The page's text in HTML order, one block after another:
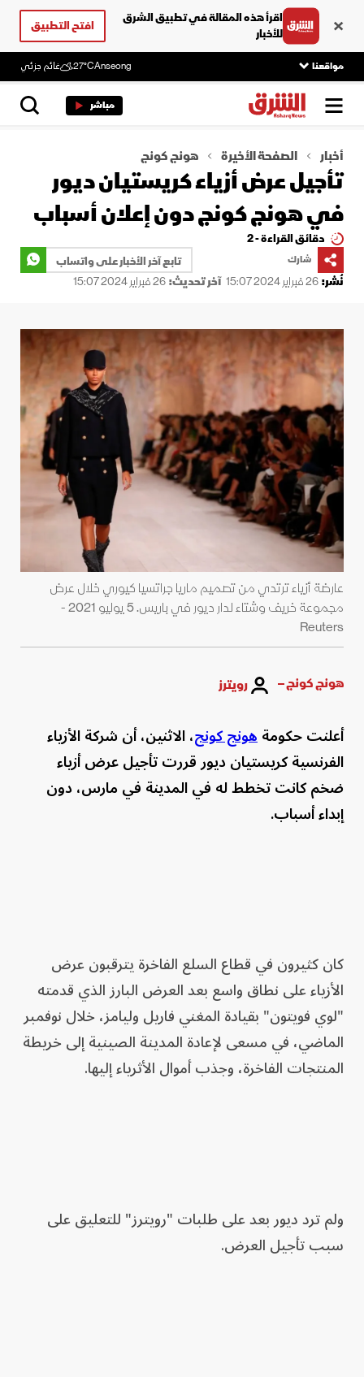
اقرأ هذه المقالة في تطبيق الشرق
للأخبار
افتح التطبيق
مواقعنا Anseong
27°C غائم جزئي
مباشر
أخبار الصفحة الأخيرة هونج كونج
تأجيل عرض أزياء كريستيان ديور
في هونج كونج دون إعلان أسباب
دقائق القراءة - 2
شارك
تابع آخر الأخبار على واتساب
نُشر:26 فبراير 2024 15:07 آخر تحديث:26 فبراير 2024 15:07
عارضة أزياء ترتدي من تصميم ماريا جراتسيا كيوري خلال عرض
مجموعة خريف وشتاء لدار ديور في باريس. 5 يوليو 2021 -
Reuters
هونج كونج – رويترز
أعلنت حكومةهونج كونج، الاثنين، أن شركة الأزياء
الفرنسية كريستيان ديور قررت تأجيل عرض أزياء
ضخم كانت تخطط له في المدينة في مارس، دون
إبداء أسباب.
كان كثيرون في قطاع السلع الفاخرة يترقبون عرض
الأزياء على نطاق واسع بعد العرض البارز الذي قدمته
"لوي فويتون" بقيادة المغني فاريل وليامز، خلال نوفمبر
الماضي، في مسعى لإعادة المدينة الصينية إلى خريطة
المنتجات الفاخرة، وجذب أموال الأثرياء إليها.
ولم ترد ديور بعد على طلبات "رويترز" للتعليق على
سبب تأجيل العرض.